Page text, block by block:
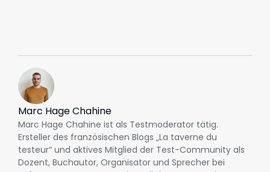
Marc Hage Chahine
Marc Hage Chahine ist als Testmoderator tätig.
Ersteller des französischen Blogs „La taverne du
testeur“ und aktives Mitglied der Test-Community als
Dozent, Buchautor, Organisator und Sprecher bei